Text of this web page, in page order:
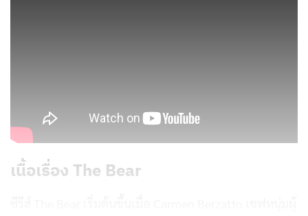
เนื้อเรื่อง The Bear